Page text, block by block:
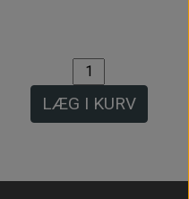
LÆG I KURV